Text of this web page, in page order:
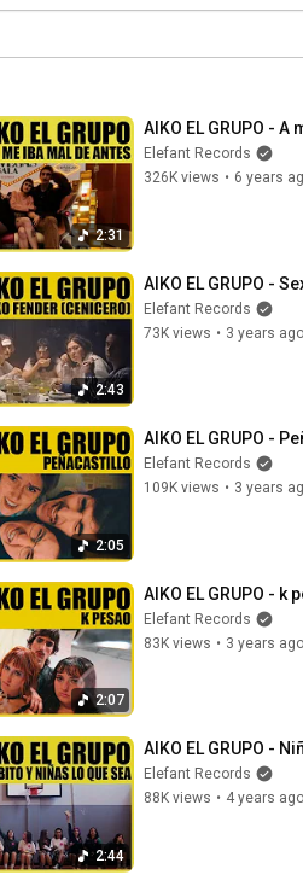
2:31
AIKO EL GRUPO -
Elefant Records
326K views • 6 years
2:43
AIKO EL GRUPO -
Elefant Records
73K views • 3 years ago
2:05
AIKO EL GRUPO -
Elefant Records
109K views • 3 years
2:07
AIKO EL GRUPO - k
Elefant Records
83K views • 3 years ago
2:44
AIKO EL GRUPO -
Elefant Records
88K views • 4 years ago